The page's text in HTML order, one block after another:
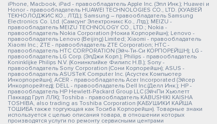
iPhone, Macbook, iPad - правообладатель Apple Inc. (Эпл Инк.); Huawei и
Honor - правообладатель HUAWEI TECHNOLOGIES CO., LTD. (ХУАВЕЙ
ТЕКНОЛОДЖИС КО., ЛТД.); Samsung – правообладатель Samsung
Electronics Co. Ltd. (Самсунг Электроникс Ко., Лтд.); MEIZU -
правообладатель MEIZU TECHNOLOGY CO., LTD.; Nokia -
правообладатель Nokia Corporation (Нокиа Корпорейшн); Lenovo -
правообладатель Lenovo (Beijing) Limited; Xiaomi - правообладатель
Xiaomi Inc.; ZTE - правообладатель ZTE Corporation; HTC -
правообладатель HTC CORPORATION (Эйч-Ти-Си КОРПОРЕЙШН); LG -
правообладатель LG Corp. (ЭлДжи Корп.); Philips - правообладатель
Koninklijke Philips N.V. (Конинклийке Филипс Н.В.); Sony -
правообладатель Sony Corporation (Сони Корпорейшн); ASUS -
правообладатель ASUSTeK Computer Inc. (Асустек Компьютер
Инкорпорейшн); ACER - правообладатель Acer Incorporated (Эйсер
Инкорпорейтед); DELL - правообладатель Dell Inc.(Делл Инк.); HP -
правообладатель HP Hewlett-Packard Group LLC (ЭйчПи Хьюлетт
Паккард Груп ЛЛК); Toshiba - правообладатель KABUSHIKI KAISHA
TOSHIBA, also trading as Toshiba Corporation (КАБУШИКИ КАЙША
ТОШИБА также торгующая как Тосиба Корпорейшн). Товарные знаки
используется с целью описания товара, в отношении которых
производятся услуги по ремонту сервисными центрами